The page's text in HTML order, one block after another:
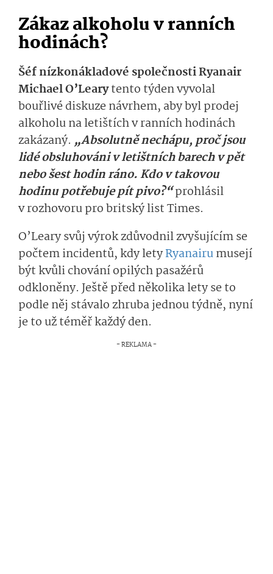
Zákaz alkoholu v ranních
hodinách?
Šéf nízkonákladové společnosti Ryanair
Michael O’Learytento týden vyvolal
bouřlivé diskuze návrhem, aby byl prodej
alkoholu na letištích v ranních hodinách
zakázaný. „Absolutně nechápu, proč jsou
lidé obsluhováni v letištních barech v pět
nebo šest hodin ráno. Kdo v takovou
hodinu potřebuje pít pivo?“prohlásil
v rozhovoru pro britský list Times.
O’Leary svůj výrok zdůvodnil zvyšujícím se
počtem incidentů, kdy letyRyanairumusejí
být kvůli chování opilých pasažérů
odkloněny. Ještě před několika lety se to
podle něj stávalo zhruba jednou týdně, nyní
je to už téměř každý den.